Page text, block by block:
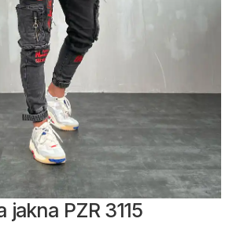
Muške zimske jakne
PZR 3115